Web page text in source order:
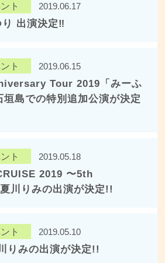
ト 2019.06.17
出演決定‼︎
ト 2019.06.15
Tour 2019「みーふ
垣島での特別追加公演が決定
ト 2019.05.18
2019 〜5th
川りみの出演が決定!!
ト 2019.05.10
りみの出演が決定!!